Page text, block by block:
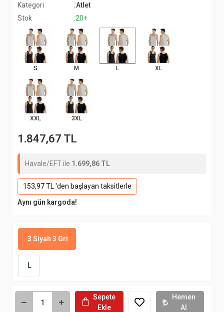
Kategori
:Atlet
Stok
:20+
S M L XL
XXL 3XL
1.847,67 TL
Havale/EFT ile 1.699,86 TL
153,97 TL 'den başlayan taksitlerle
Aynı gün kargoda!
3 Siyah 3 Gri
L
Sepete
Ekle
Hemen
Al